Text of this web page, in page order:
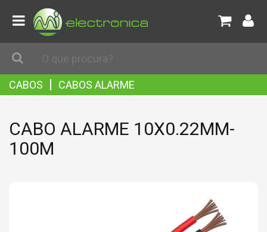
CABOS | CABOS ALARME
CABO ALARME 10X0.22MM-
100M